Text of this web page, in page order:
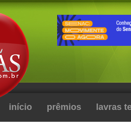
início prêmios lavras